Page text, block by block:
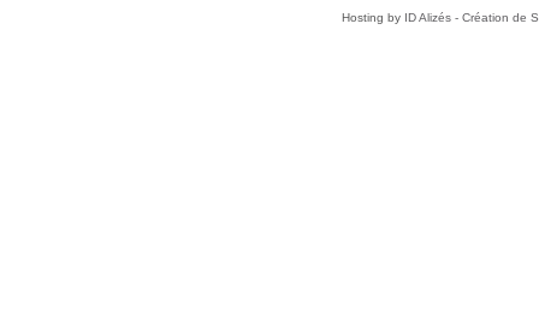
Hosting by ID Alizés - Création de